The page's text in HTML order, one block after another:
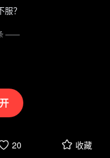
？
20 收藏
——